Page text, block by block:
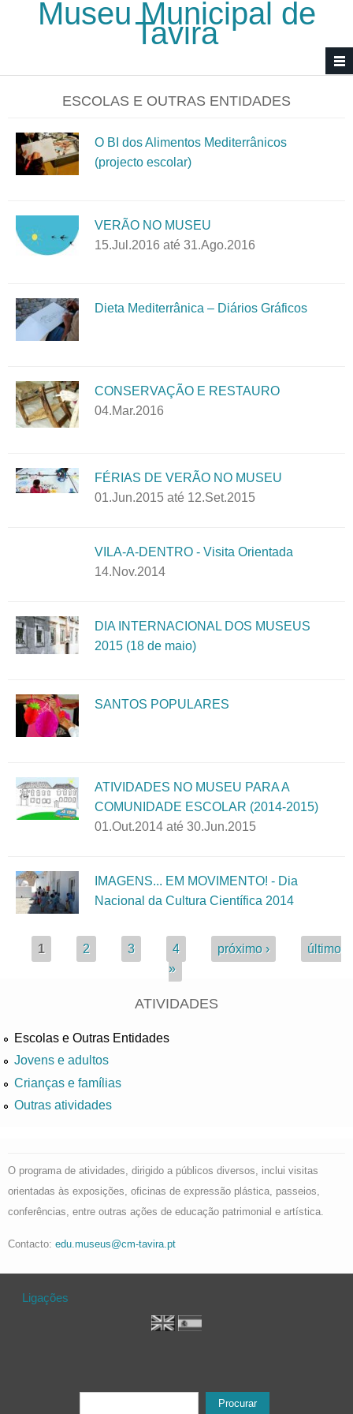
Passar para o conteúdo principal
Museu Municipal de
Tavira
ESCOLAS E OUTRAS ENTIDADES
O BI dos Alimentos Mediterrânicos
(projecto escolar)
VERÃO NO MUSEU
15.Jul.2016 até 31.Ago.2016
Dieta Mediterrânica – Diários Gráficos
CONSERVAÇÃO E RESTAURO
04.Mar.2016
FÉRIAS DE VERÃO NO MUSEU
01.Jun.2015 até 12.Set.2015
VILA-A-DENTRO - Visita Orientada
14.Nov.2014
DIA INTERNACIONAL DOS MUSEUS
2015 (18 de maio)
SANTOS POPULARES
ATIVIDADES NO MUSEU PARA A
COMUNIDADE ESCOLAR (2014-2015)
01.Out.2014 até 30.Jun.2015
IMAGENS... EM MOVIMENTO! - Dia
Nacional da Cultura Científica 2014
Páginas
1 2 3 4 próximo ›
último
»
ATIVIDADES
Escolas e Outras Entidades
Jovens e adultos
Crianças e famílias
Outras atividades
O programa de atividades, dirigido a públicos diversos, inclui visitas
orientadas às exposições, oficinas de expressão plástica, passeios,
conferências, entre outras ações de educação patrimonial e artística.
Contacto: edu.museus@cm-tavira.pt
Ligações
Formulário de procura